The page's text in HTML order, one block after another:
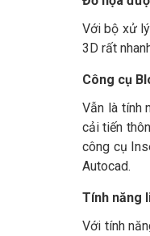
Với bộ xử
3D rất
Công cụ
Vẫn là tính
cải tiến
công cụ
Autocad.
Tính năng
Với tính